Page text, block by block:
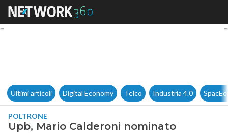
Upb, Mario Calderoni
Ultimi articoli Digital Economy Telco Industria 4.0
POLTRONE
Upb, Mario Calderoni nominato